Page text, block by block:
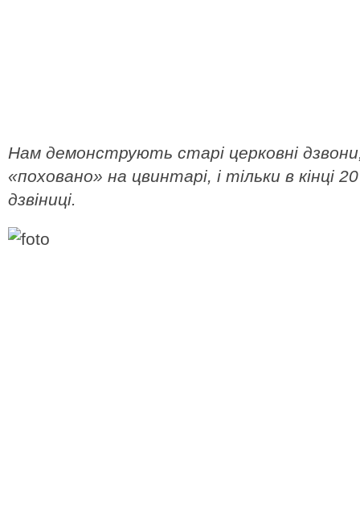
Нам демонструють старі церковні дзвони,
«поховано» на цвинтарі, і тільки в кінці
дзвіниці.